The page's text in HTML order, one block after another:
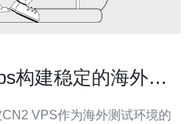
构建稳定的海外测
VPS作为海外测试环境的